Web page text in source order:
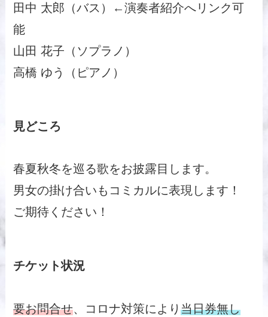
田中 太郎（バス）←演奏者紹介へリンク可
能
山田 花子（ソプラノ）
高橋 ゆう（ピアノ）
見どころ
春夏秋冬を巡る歌をお披露目します。
男女の掛け合いもコミカルに表現します！
ご期待ください！
チケット状況
要お問合せ、コロナ対策により当日券無し